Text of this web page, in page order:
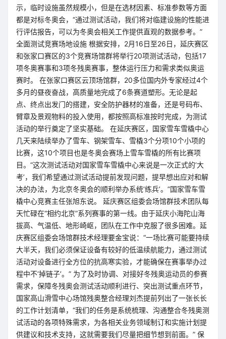
示，临时设施虽然规模小，但是在选材因素、标准参数等方面
都是对标冬奥会，“通过测试活动，我们将对临建设施的性能进
行评估报告，可以为冬奥会相关工作提供直观的数据参考。”
全面测试竞赛场地设施 根据安排，2月16日至26日，延庆赛区
和张家口赛区的3个竞赛场馆群将举行20项测试活动，包括17
项冬奥赛事和3项冬残奥赛事，整体运行压力和需求类似奥运
赛时。 在张家口赛区云顶场馆群，20多位国内外专家经过4个
多月的昼夜奋战，高质量地完成了6条赛道塑形。无论是起
点、终点出发门的搭建，安全防护器材的准备，还是号码布、
臂章及景观物料的投入使用，都按照高标准按时完成，为测试
活动的举行奠定了坚实基础。 在延庆赛区，国家雪车雪橇中心
几天来陆续举办了雪车、钢架雪车、雪橇3个分项10个小项的
比赛，这10个项目也是冬奥会赛场上雪车雪橇的所有比赛项
目。“这次测试活动对国家雪车雪橇中心来说是一次正式的‘大
考’，我们希望通过测试活动提前发现问题，提早想出应对和解
决的办法，为北京冬奥会的顺利举办系统‘练兵’。”国家雪车雪
橇中心竞赛主任张旭东说。 延庆赛区组委会场馆群技术团队每
天忙碌在“相约北京”系列赛事的第一线。由于延庆小海陀山海
拔高、气温低、地形崎岖，团队在工作中克服了很多困难。延
庆赛区组委会场馆群技术经理要金宝说：“一场比赛可能要持续
大半天，我们必须保证设备有较好的低温续航能力，通过测试
活动对设备进行全方位的抗高寒实验，才能确保在赛事举办过
程中不‘掉链子’。” 为了及时协调、对接好冬残奥运动员的参赛
需求，保障冬残奥会测试活动顺利进行、突出测试重点环节，
国家高山滑雪中心场馆残奥整合经理刘杰提前列出了一张长长
的工作计划清单，“我们的任务是系统梳理、沟通整合冬残奥测
试活动的各项特殊需求，为各相关业务领域制订和实施计划提
供建议和技术支持，这就需要我们尽量把细节想到前面。” 保